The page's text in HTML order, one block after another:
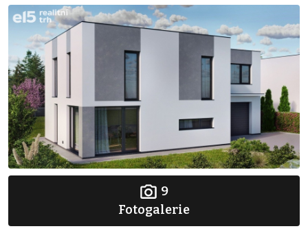
9
Fotogalerie